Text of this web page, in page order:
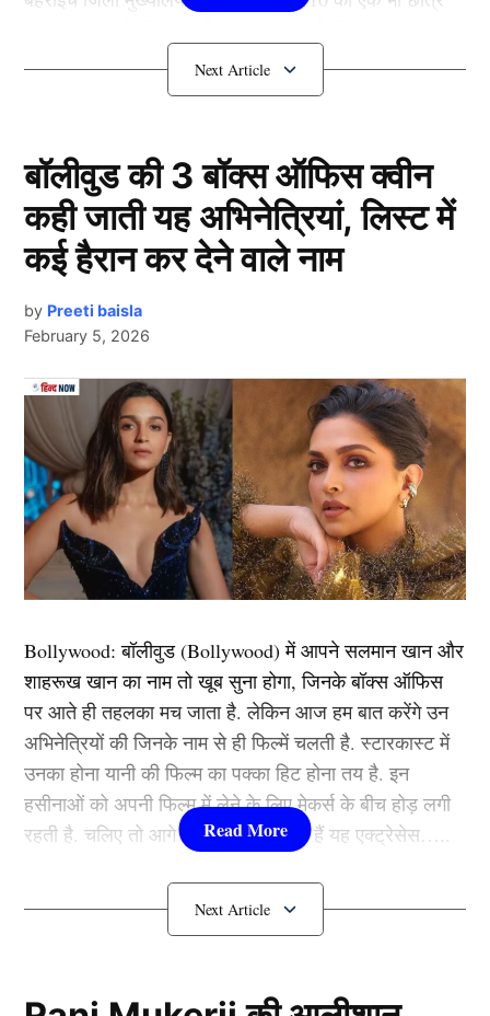
कल्याण अधिकारियों की टीम ने किया।
मदरसे के निरीक्षण के दौरान कक्षा 10 का एक भी छात्र अपना नाम
अंग्रेजी में नहीं लिख पाने पर विभाग ने संचालक को चेतावनी देते
हुए नोटिस जारी किया है। इस मामले (UP News) में अधिक
जानकारी देते हुए जिला अल्पसंख्यक कल्याण अधिकारी संजय
मिश्रा ने बताया कि रविवार को बड़ी तकिया स्थित मान्यता प्राप्त
इस दौरान एक शिक्षक अनुपस्थित मिला, लेकिन रजिस्टर में उसकी
अनुपस्थिति दर्ज नहीं थी।
अरबी, उर्दू और फारसी का देते हैं ज्ञान
Next Article
बॉलीवुड की 3 बॉक्स ऑफिस क्वीन
कही जाती यह अभिनेत्रियां, लिस्ट में
कई हैरान कर देने वाले नाम
by Preeti baisla
February 5, 2026
Bollywood:बॉलीवुड (Bollywood)में आपने सलमान खान और
शाहरूख खान का नाम तो खूब सुना होगा, जिनके बॉक्स ऑफिस
पर आते ही तहलका मच जाता है. लेकिन आज हम बात करेंगे उन
अभिनेत्रियों की जिनके नाम से ही फिल्में चलती है. स्टारकास्ट में
उनका होना यानी की फिल्म का पक्का हिट होना तय है. इन
हसीनाओं को अपनी फिल्म में लेने के लिए मेकर्स के बीच होड़ लगी
रहती है. चलिए तो आगे जानते हैं कौन-कौन हैं यह एक्ट्रेसेस…..
कौन हैंBollywood की यह हसीनाएं?
Padukone)